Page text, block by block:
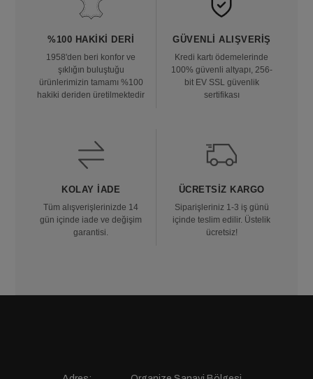
%100 HAKIKI DERI
1958'den beri konfor ve
şıklığın buluştuğu
ürünlerimizin tamamı %100
hakiki deriden üretilmektedir
GÜVENLI ALIŞVERIŞ
Kredi kartı ödemelerinde
100% güvenli altyapı, 256-
bit EV SSL güvenlik
sertifikası
KOLAY İADE
Tüm alışverişlerinizde 14
gün içinde iade ve değişim
garantisi.
ÜCRETSIZ KARGO
Siparişleriniz 1-3 iş günü
içinde teslim edilir. Üstelik
ücretsiz!